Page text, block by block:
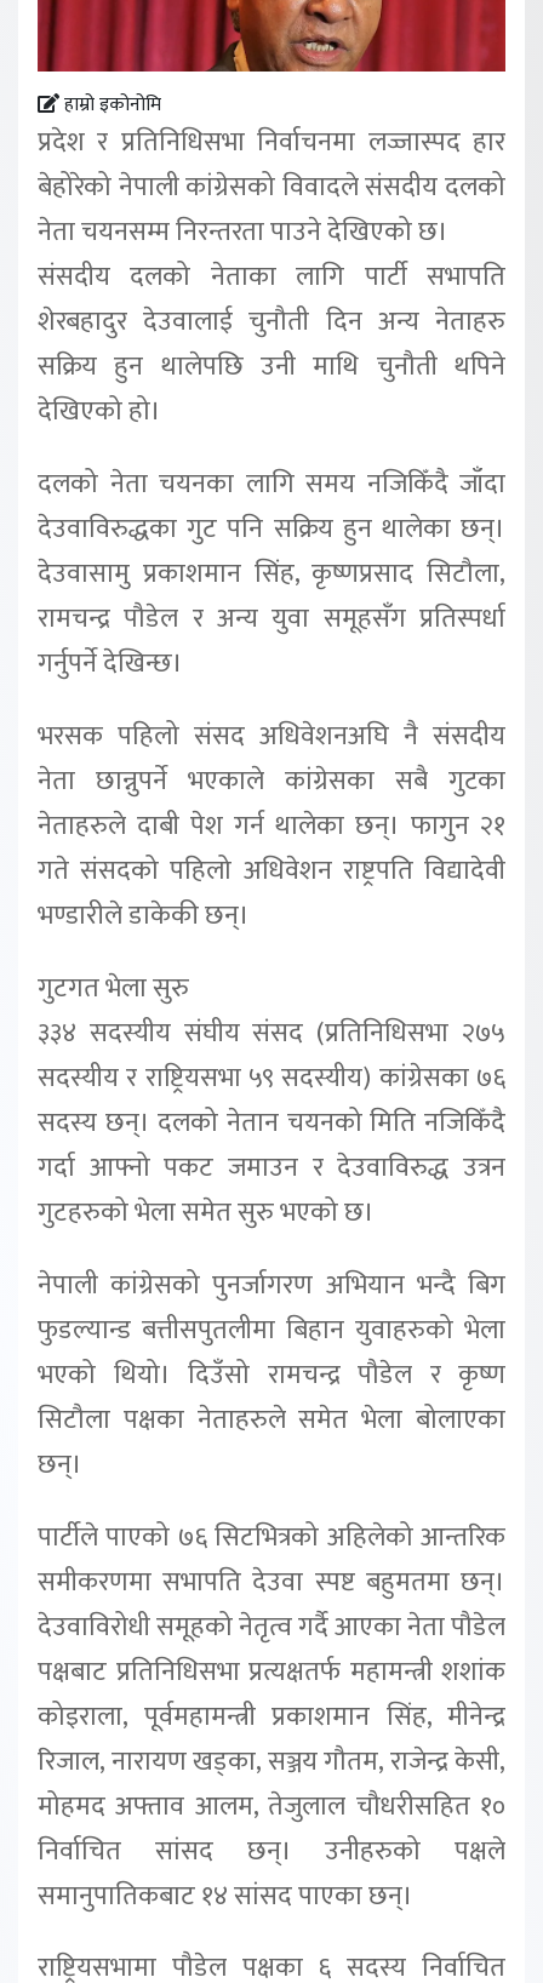
हाम्रो इकोनोमि
प्रदेश र प्रतिनिधिसभा निर्वाचनमा लज्जास्पद हार
बेहोरेको नेपाली कांग्रेसको विवादले संसदीय दलको
नेता चयनसम्म निरन्तरता पाउने देखिएको छ।
संसदीय दलको नेताका लागि पार्टी सभापति
शेरबहादुर देउवालाई चुनौती दिन अन्य नेताहरु
सक्रिय हुन थालेपछि उनी माथि चुनौती थपिने
देखिएको हो।
दलको नेता चयनका लागि समय नजिकिँदै जाँदा
देउवाविरुद्धका गुट पनि सक्रिय हुन थालेका छन्।
देउवासामु प्रकाशमान सिंह, कृष्णप्रसाद सिटौला,
रामचन्द्र पौडेल र अन्य युवा समूहसँग प्रतिस्पर्धा
गर्नुपर्ने देखिन्छ।
भरसक पहिलो संसद अधिवेशनअघि नै संसदीय
नेता छान्नुपर्ने भएकाले कांग्रेसका सबै गुटका
नेताहरुले दाबी पेश गर्न थालेका छन्। फागुन २१
गते संसदको पहिलो अधिवेशन राष्ट्रपति विद्यादेवी
भण्डारीले डाकेकी छन्।
गुटगत भेला सुरु
३३४ सदस्यीय संघीय संसद (प्रतिनिधिसभा २७५
सदस्यीय र राष्ट्रियसभा ५९ सदस्यीय) कांग्रेसका ७६
सदस्य छन्। दलको नेतान चयनको मिति नजिकिँदै
गर्दा आफ्नो पकट जमाउन र देउवाविरुद्ध उत्रन
गुटहरुको भेला समेत सुरु भएको छ।
नेपाली कांग्रेसको पुनर्जागरण अभियान भन्दै बिग
फुडल्यान्ड बत्तीसपुतलीमा बिहान युवाहरुको भेला
भएको थियो। दिउँसो रामचन्द्र पौडेल र कृष्ण
सिटौला पक्षका नेताहरुले समेत भेला बोलाएका
छन्।
पार्टीले पाएको ७६ सिटभित्रको अहिलेको आन्तरिक
समीकरणमा सभापति देउवा स्पष्ट बहुमतमा छन्।
देउवाविरोधी समूहको नेतृत्व गर्दै आएका नेता पौडेल
पक्षबाट प्रतिनिधिसभा प्रत्यक्षतर्फ महामन्त्री शशांक
कोइराला, पूर्वमहामन्त्री प्रकाशमान सिंह, मीनेन्द्र
रिजाल, नारायण खड्का, सञ्जय गौतम, राजेन्द्र केसी,
मोहमद अफ्ताव आलम, तेजुलाल चौधरीसहित १०
निर्वाचित सांसद छन्। उनीहरुको पक्षले
समानुपातिकबाट १४ सांसद पाएका छन्।
राष्ट्रियसभामा पौडेल पक्षका ६ सदस्य निर्वाचित